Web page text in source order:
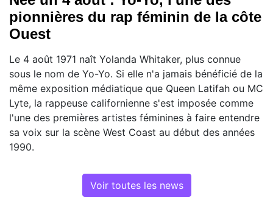
pionnières du rap féminin de la côte
Ouest
Le 4 août 1971 naît Yolanda Whitaker, plus connue
sous le nom de Yo-Yo. Si elle n'a jamais bénéficié de la
même exposition médiatique que Queen Latifah ou MC
Lyte, la rappeuse californienne s'est imposée comme
l'une des premières artistes féminines à faire entendre
sa voix sur la scène West Coast au début des années
1990.
Voir toutes les news